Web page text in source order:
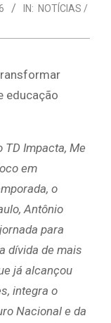
IN: NOTÍCIAS /
educação
Impacta, Me
em
o
Antônio
para
dívida de mais
já alcançou
integra o
Nacional e da